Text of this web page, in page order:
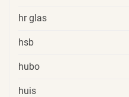
hr glas
hsb
hubo
huis